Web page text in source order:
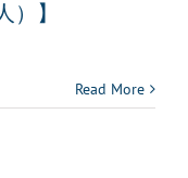
）】
Read More